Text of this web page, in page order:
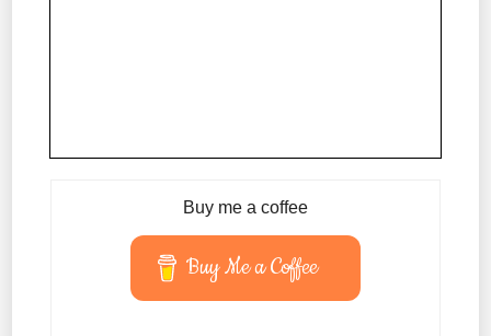
Buy me a coffee
Buy Me a Coffee